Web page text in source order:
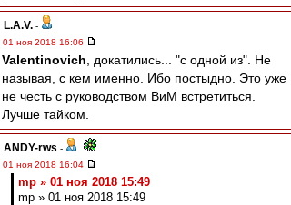
L.А.V. -
01 ноя 2018 16:06
Valentinovich , докатились... "с одной из". Не
называя, с кем именно. Ибо постыдно. Это уже
не честь с руководством ВиМ встретиться.
Лучше тайком.
ANDY-rws -
01 ноя 2018 16:04
mp » 01 ноя 2018 15:49
mp » 01 ноя 2018 15:49